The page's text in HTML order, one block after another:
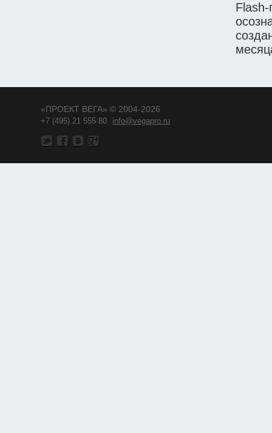
«ПРОЕКТ ВЕГА» © 2004-2026
+7 (495) 21 555 80 info@vegapro.ru